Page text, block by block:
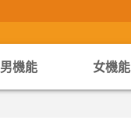
男機能 女機能